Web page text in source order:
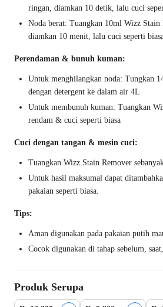
ringan, diamkan 10 detik, lalu cuci
Noda berat: Tuangkan 10ml Wizz Stain
diamkan 10 menit, lalu cuci seperti
Perendaman & bunuh kuman:
Untuk menghilangkan noda: Tungkan
dengan detergent ke dalam air 4L
Untuk membunuh kuman: Tuangkan
rendam & cuci seperti biasa
Cuci dengan tangan & mesin cuci:
Tuangkan Wizz Stain Remover
Untuk hasil maksumal dapat
pakaian seperti biasa.
Tips:
Aman digunakan pada pakaian putih
Cocok digunakan di tahap sebelum,
Produk Serupa